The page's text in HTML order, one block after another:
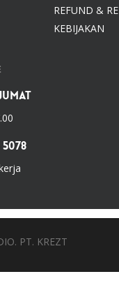
REFUND &
KEBIJAKAN
5078
PT. KREZT